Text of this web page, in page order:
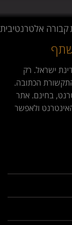
קבורה אלטרנטיבית
כ-40,000 איש במדינת ישראל. רק
הכתובה.
בחינם. אתר
ולאפשר